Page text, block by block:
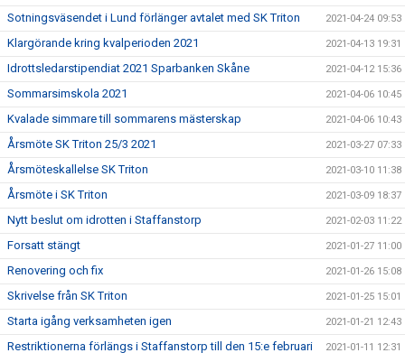
Sotningsväsendet i Lund förlänger avtalet med SK Triton 2021-04-24 09:53
Klargörande kring kvalperioden 2021 2021-04-13 19:31
Idrottsledarstipendiat 2021 Sparbanken Skåne 2021-04-12 15:36
Sommarsimskola 2021 2021-04-06 10:45
Kvalade simmare till sommarens mästerskap 2021-04-06 10:43
Årsmöte SK Triton 25/3 2021 2021-03-27 07:33
Årsmöteskallelse SK Triton 2021-03-10 11:38
Årsmöte i SK Triton 2021-03-09 18:37
Nytt beslut om idrotten i Staffanstorp 2021-02-03 11:22
Forsatt stängt 2021-01-27 11:00
Renovering och fix 2021-01-26 15:08
Skrivelse från SK Triton 2021-01-25 15:01
Starta igång verksamheten igen 2021-01-21 12:43
Restriktionerna förlängs i Staffanstorp till den 15:e februari 2021-01-11 12:31